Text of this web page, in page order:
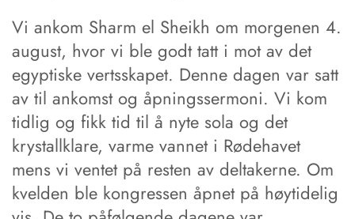
Vi ankom Sharm el Sheikh ­om morgenen 4.
august, hvor vi ble godt tatt i mot av det
egyptiske vertsskapet. Denne dagen var satt
av til ankomst og åpningssermoni. Vi kom
tidlig og fikk tid til å ­nyte sola og det
krystallklare, varme vannet i Rødehavet
mens vi ventet på resten av deltakerne. Om
kvelden ble kongressen åpnet på høytidelig